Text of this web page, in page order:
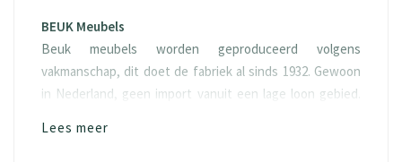
BEUK Meubels
Beuk meubels worden geproduceerd volgens
vakmanschap, dit doet de fabriek al sinds 1932. Gewoon
in Nederland, geen import vanuit een lage loon gebied.
Lees meer